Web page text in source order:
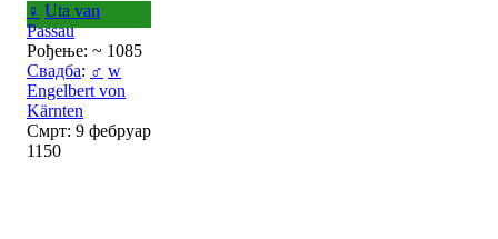
♀ Uta van
Passau
Рођење: ~ 1085
Свадба: ♂ w
Engelbert von
Kärnten
Смрт: 9 фебруар
1150